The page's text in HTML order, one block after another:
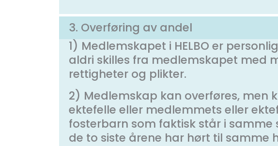
3. Overføring av andel
1) Medlemskapet i HELBO er
aldri skilles fra medlemskapet med
rettigheter og plikter.
2) Medlemskap kan overføres, men
ektefelle eller medlemmets eller
fosterbarn som faktisk står i samme
de to siste årene har hørt til samme